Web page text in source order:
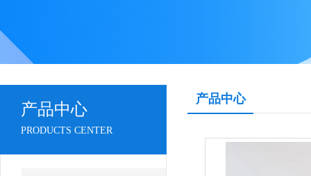
产品中心
PRODUCTS CENTER
产品中心